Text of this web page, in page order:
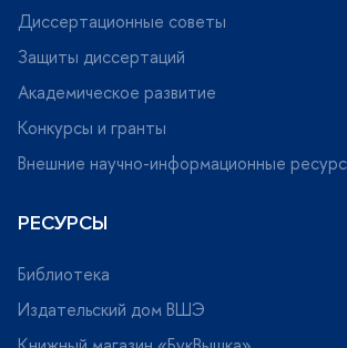
Диссертационные советы
Защиты диссертаций
Академическое развитие
Конкурсы и гранты
нешние научно-информационные
РЕСУРСЫ
Библиотека
Издательский дом ВШЭ